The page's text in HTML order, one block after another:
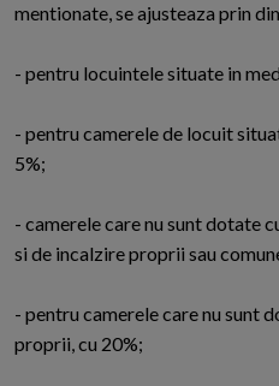
mentionate, se ajusteaza prin
- pentru locuintele situate in
- pentru camerele de locuit
5%;
- camerele care nu sunt dotate
si de incalzire proprii sau
- pentru camerele care nu sunt
proprii, cu 20%;